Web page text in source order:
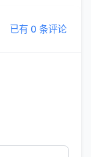
已有 0 条评论